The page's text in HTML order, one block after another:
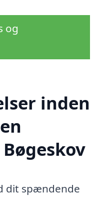
og
inden
dit spændende